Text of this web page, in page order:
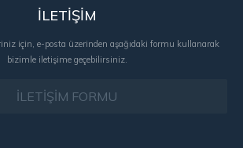
İLETİŞİM
için, e-posta üzerinden aşağıdaki formu kullanarak
bizimle iletişime geçebilirsiniz.
İLETİŞİM FORMU